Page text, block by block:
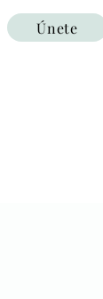
Únete